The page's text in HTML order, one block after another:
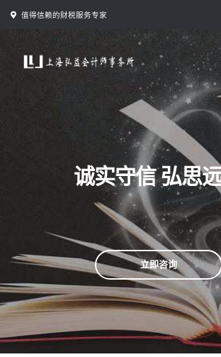
值得信赖的财税服务专家
诚实守信 弘思
立即咨询